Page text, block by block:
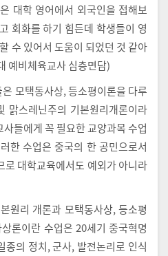
대학 영어에서 외국인을 접해보
회화를 하기 힘든데 학생들이 영
수 있어서 도움이 되었던 것 같아
예비체육교사 심층면담)
모택동사상, 등소평이론을 다루
맑스레닌주의 기본원리개론이라
들에게 꼭 필요한 교양과목 수업
한 수업은 중국의 한 공민으로서
로 대학교육에서도 예외가 아니라
원리 개론과 모택동사상, 등소평
론이란 수업은 20세기 중국혁명
종의 정치, 군사, 발전논리로 인식